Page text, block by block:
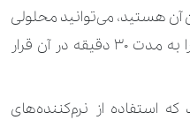
آن هستید، می‌توانید محلولی
از آب و سرکه ایجاد کرده و لباس را به مدت ۳۰ دقیقه در آن قرار
استفاده از نرم‌کننده‌های